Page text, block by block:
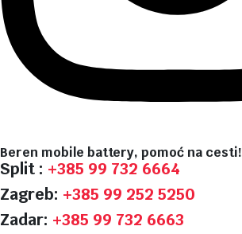
Beren mobile battery, pomoć na cesti!
Split : +385 99 732 6664
Zagreb: +385 99 252 5250
Zadar: +385 99 732 6663